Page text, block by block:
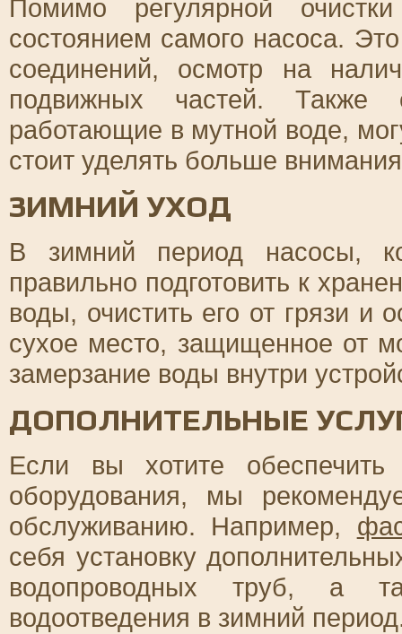
Помимо регулярной
состоянием самого насоса.
соединений, осмотр на
подвижных частей. Также
работающие в мутной воде,
стоит уделять больше
ЗИМНИЙ УХОД
В зимний период насосы,
правильно подготовить к
воды, очистить его от грязи и
сухое место, защищенное от
замерзание воды внутри
ДОПОЛНИТЕЛЬНЫЕ
Если вы хотите обеспечить
оборудования, мы
обслуживанию. Например,
себя установку
водопроводных труб, а
водоотведения в зимний